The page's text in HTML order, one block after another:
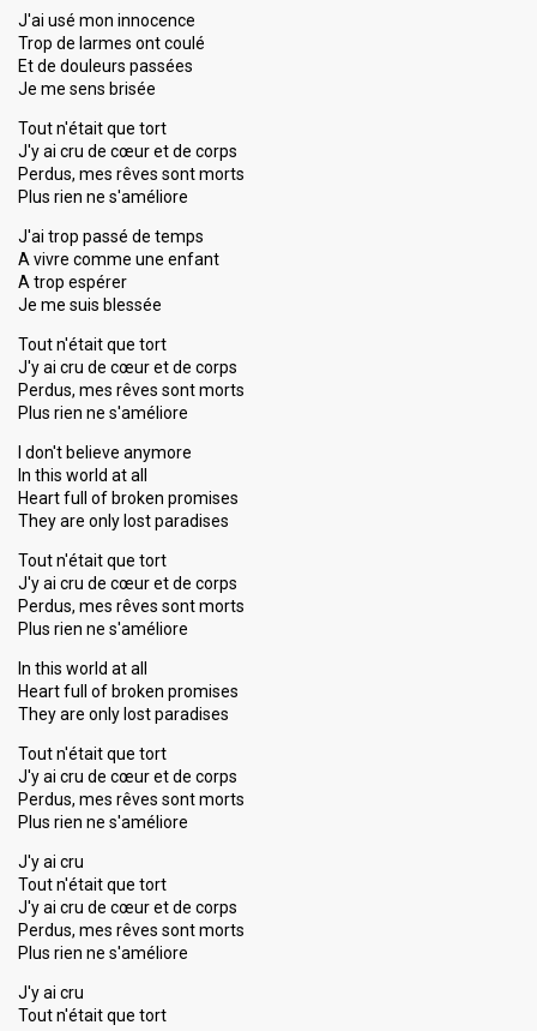
J'ai usé mon innocence
Trop de larmes ont coulé
Et de douleurs passées
Je me sens brisée
Tout n'était que tort
J'y ai cru de cœur et de corps
Perdus, mes rêves sont morts
Plus rien ne s'améliore
J'ai trop passé de temps
A vivre comme une enfant
A trop espérer
Je me suis blessée
Tout n'était que tort
J'y ai cru de cœur et de corps
Perdus, mes rêves sont morts
Plus rien ne s'améliore
I don't believe anymore
In this world at all
Heart full of broken promises
They are only lost paradises
Tout n'était que tort
J'y ai cru de cœur et de corps
Perdus, mes rêves sont morts
Plus rien ne s'améliore
In this world at all
Heart full of broken promises
They are only lost paradises
Tout n'était que tort
J'y ai cru de cœur et de corps
Perdus, mes rêves sont morts
Plus rien ne s'améliore
J'y ai cru
Tout n'était que tort
J'y ai cru de cœur et de corps
Perdus, mes rêves sont morts
Plus rien ne s'améliore
J'y ai cru
Tout n'était que tort